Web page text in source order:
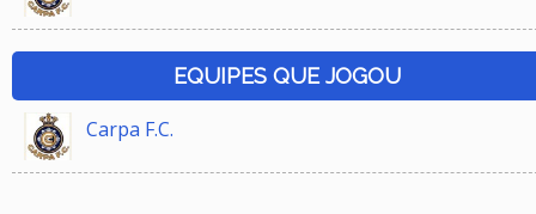
EQUIPES QUE JOGOU
Carpa F.C.